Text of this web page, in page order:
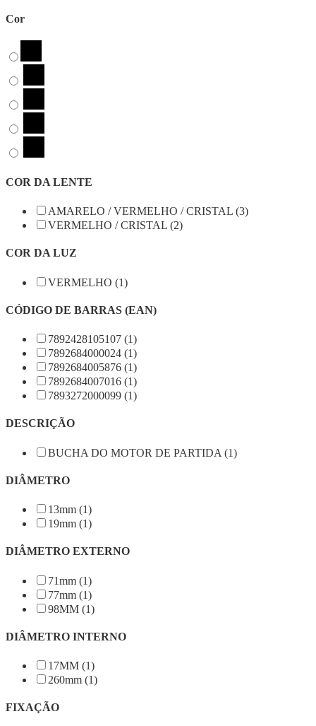
Cor
COR DA LENTE
AMARELO / VERMELHO / CRISTAL (3)
VERMELHO / CRISTAL (2)
COR DA LUZ
VERMELHO (1)
CÓDIGO DE BARRAS (EAN)
7892428105107 (1)
7892684000024 (1)
7892684005876 (1)
7892684007016 (1)
7893272000099 (1)
DESCRIÇÃO
BUCHA DO MOTOR DE PARTIDA (1)
DIÂMETRO
13mm (1)
19mm (1)
DIÂMETRO EXTERNO
71mm (1)
77mm (1)
98MM (1)
DIÂMETRO INTERNO
17MM (1)
260mm (1)
FIXAÇÃO